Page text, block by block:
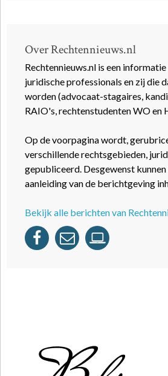
Over Rechtennieuws.nl
Rechtennieuws.nl is een
juridische professionals en zij die
worden (advocaat-stagaires,
RAIO's, rechtenstudenten WO en
Op de voorpagina wordt,
verschillende rechtsgebieden,
gepubliceerd. Desgewenst
aanleiding van de berichtgeving
Bekijk alle berichten van